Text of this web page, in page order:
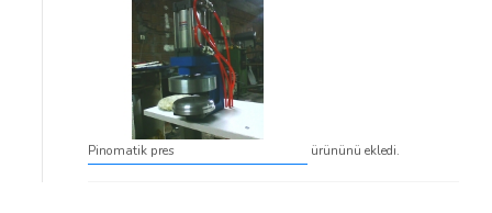
Pinomatik pres ürününü ekledi.